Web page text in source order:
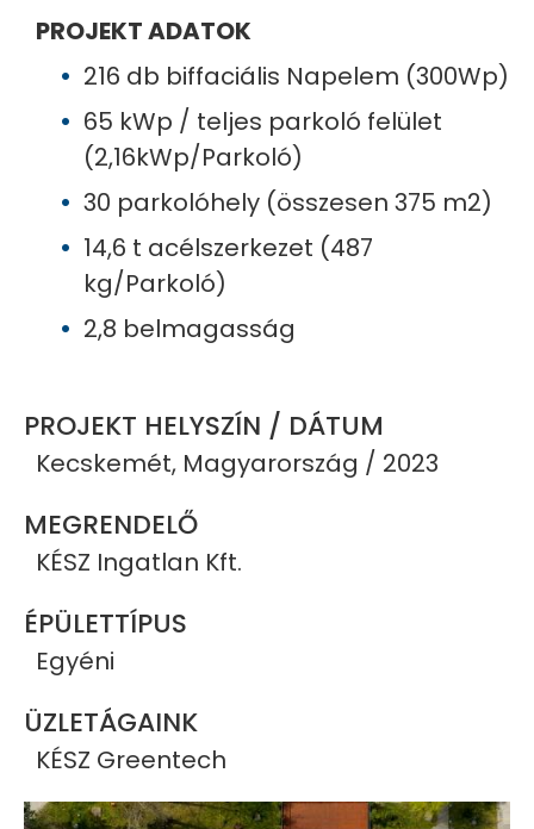
PROJEKT ADATOK
216 db biffaciális Napelem (300Wp)
65 kWp / teljes parkoló felület
(2,16kWp/Parkoló)
30 parkolóhely (összesen 375 m2)
14,6 t acélszerkezet (487
kg/Parkoló)
2,8 belmagasság
PROJEKT HELYSZÍN / DÁTUM
Kecskemét, Magyarország / 2023
MEGRENDELŐ
KÉSZ Ingatlan Kft.
ÉPÜLETTÍPUS
Egyéni
ÜZLETÁGAINK
KÉSZ Greentech